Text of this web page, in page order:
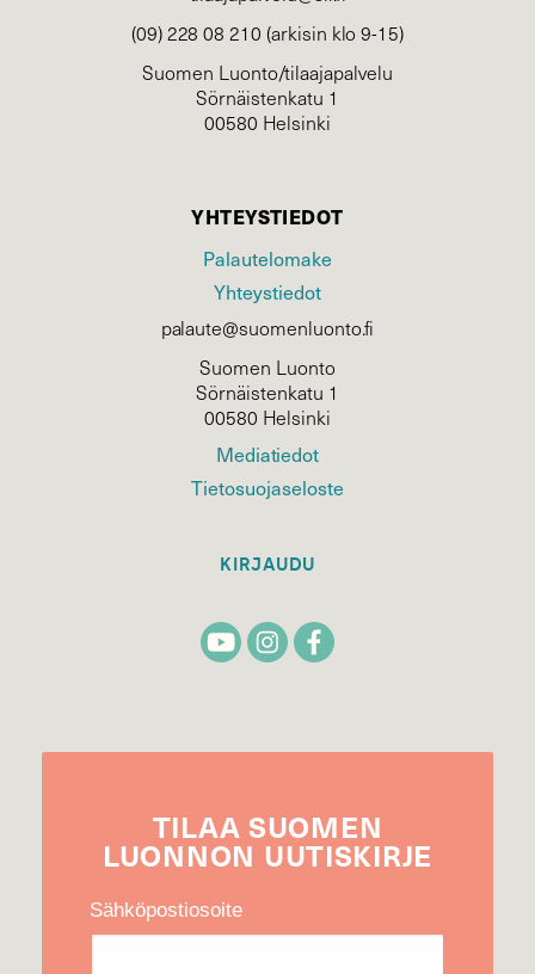
(09) 228 08 210 (arkisin klo 9-15)
Suomen Luonto/tilaajapalvelu
Sörnäistenkatu 1
00580 Helsinki
YHTEYSTIEDOT
Palautelomake
Yhteystiedot
palaute@suomenluonto.fi
Suomen Luonto
Sörnäistenkatu 1
00580 Helsinki
Mediatiedot
Tietosuojaseloste
KIRJAUDU
TILAA SUOMEN
LUONNON UUTIS­KIRJE
Sähköpostiosoite